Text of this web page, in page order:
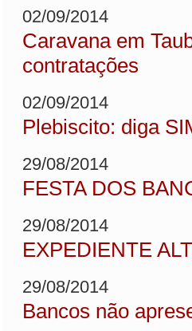
02/09/2014
Caravana em
contratações
02/09/2014
Plebiscito: diga
29/08/2014
FESTA DOS
29/08/2014
EXPEDIENTE
29/08/2014
Bancos não